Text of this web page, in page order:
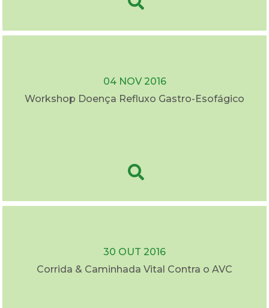
04 NOV 2016
Workshop Doença Refluxo Gastro-Esofágico
30 OUT 2016
Corrida & Caminhada Vital Contra o AVC